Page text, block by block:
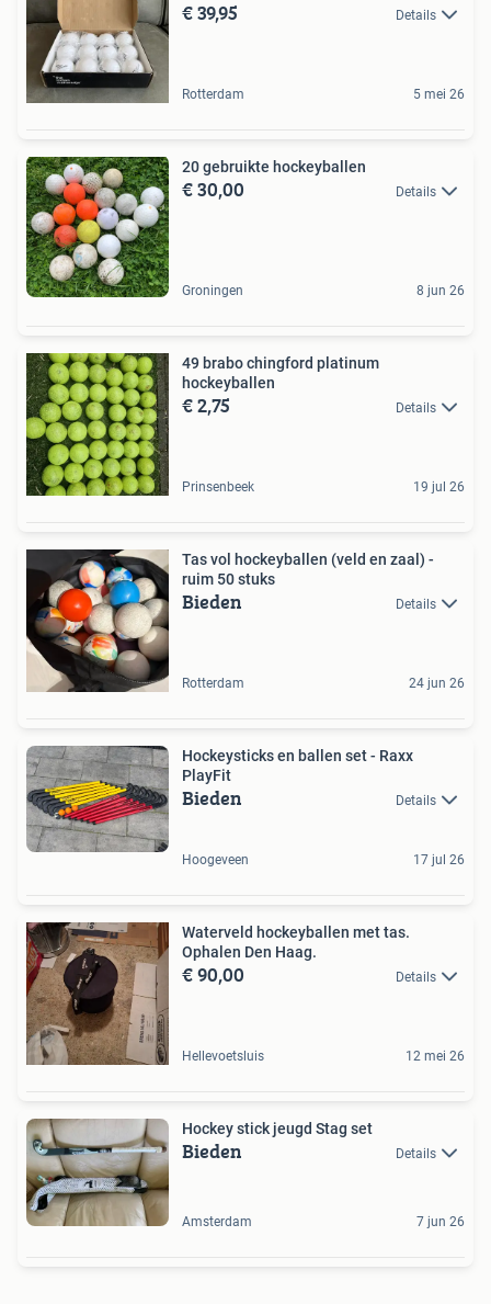
€ 39,95 Details
Rotterdam 5 mei 26
20 gebruikte hockeyballen
€ 30,00 Details
Groningen 8 jun 26
49 brabo chingford platinum
hockeyballen
€ 2,75 Details
Prinsenbeek 19 jul 26
Tas vol hockeyballen (veld en zaal) -
ruim 50 stuks
Bieden Details
Rotterdam 24 jun 26
Hockeysticks en ballen set - Raxx
PlayFit
Bieden Details
Hoogeveen 17 jul 26
Waterveld hockeyballen met tas.
Ophalen Den Haag.
€ 90,00 Details
Hellevoetsluis 12 mei 26
Hockey stick jeugd Stag set
Bieden Details
Amsterdam 7 jun 26